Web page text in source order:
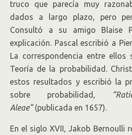
truco que parecía muy
dados a largo plazo, pero
Consultó a su amigo Blaise
explicación. Pascal escribió a
La correspondencia entre
Teoría de la probabilidad.
estos resultados y escribió la
sobre probabilidad,
Aleae”(publicada en 1657).
En el siglo XVII, Jakob Bernoulli